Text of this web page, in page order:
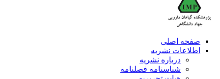
صفحه اصلی
اطلاعات نشریه
درباره نشریه
شناسنامه فصلنامه